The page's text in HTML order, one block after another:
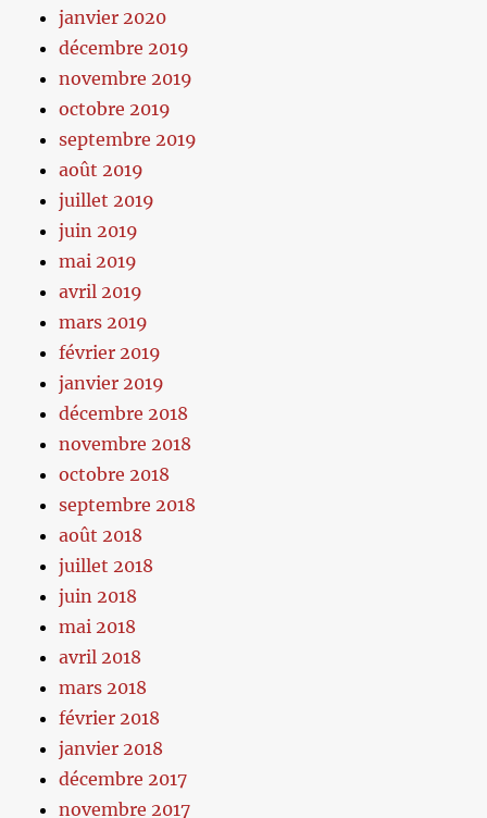
janvier 2020
décembre 2019
novembre 2019
octobre 2019
septembre 2019
août 2019
juillet 2019
juin 2019
mai 2019
avril 2019
mars 2019
février 2019
janvier 2019
décembre 2018
novembre 2018
octobre 2018
septembre 2018
août 2018
juillet 2018
juin 2018
mai 2018
avril 2018
mars 2018
février 2018
janvier 2018
décembre 2017
novembre 2017